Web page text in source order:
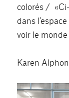
colorés /
dans
voir le monde
Karen